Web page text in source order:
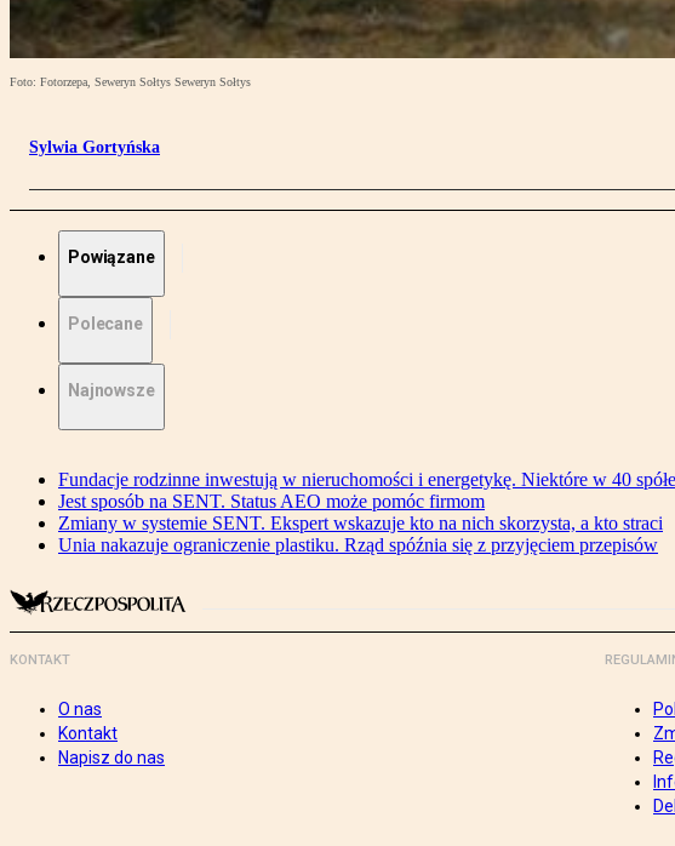
Foto: Fotorzepa, Seweryn Sołtys Seweryn Sołtys
Sylwia Gortyńska
Powiązane
Polecane
Najnowsze
Fundacje rodzinne inwestują w nieruchomości i energetykę. Niektóre w 40
Jest sposób na SENT. Status AEO może pomóc firmom
Zmiany w systemie SENT. Ekspert wskazuje kto na nich skorzysta, a kto straci
Unia nakazuje ograniczenie plastiku. Rząd spóźnia się z przyjęciem przepisów
KONTAKT
O nas
Kontakt
Napisz do nas